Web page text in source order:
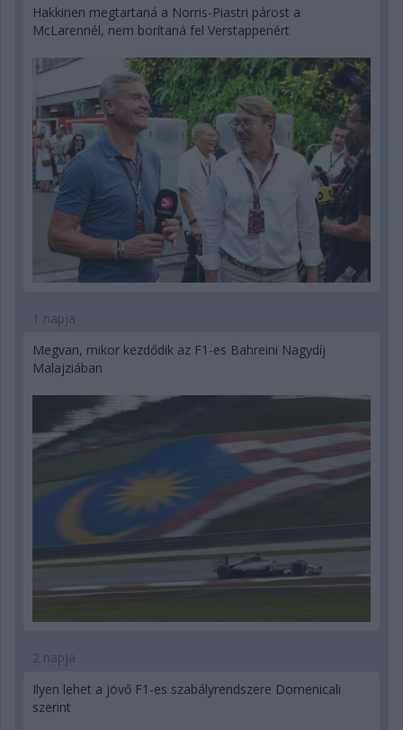
Hakkinen megtartaná a Norris-Piastri párost a
McLarennél, nem borítaná fel Verstappenért
1 napja
Megvan, mikor kezdődik az F1-es Bahreini Nagydíj
Malajziában
2 napja
Ilyen lehet a jövő F1-es szabályrendszere Domenicali
szerint